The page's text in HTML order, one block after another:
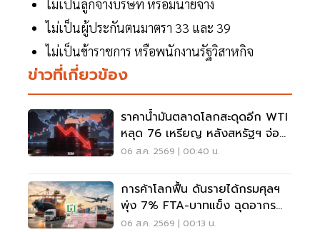
ไม่เป็นลูกจ้างบริษัท หรือมีนายจ้าง
ไม่เป็นผู้ประกันตนมาตรา 33 และ 39
ไม่เป็นข้าราชการ หรือพนักงานรัฐวิสาหกิจ
ข่าวที่เกี่ยวข้อง
ราคาน้ำมันตลาดโลกสะดุดอีก WTI
หลุด 76 เหรียญ หลังสหรัฐฯ จ่อ
ปิดดีลอิหร่าน
06 ส.ค. 2569 | 00:40 น.
การค้าโลกฟื้น ดันรายได้กรมศุลฯ
พุ่ง 7% FTA-บาทแข็ง ฉุดอากรต่ำ
เป้า
06 ส.ค. 2569 | 00:13 น.